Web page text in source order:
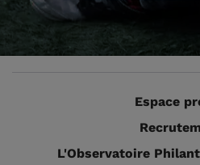
Espace
L'Observatoire